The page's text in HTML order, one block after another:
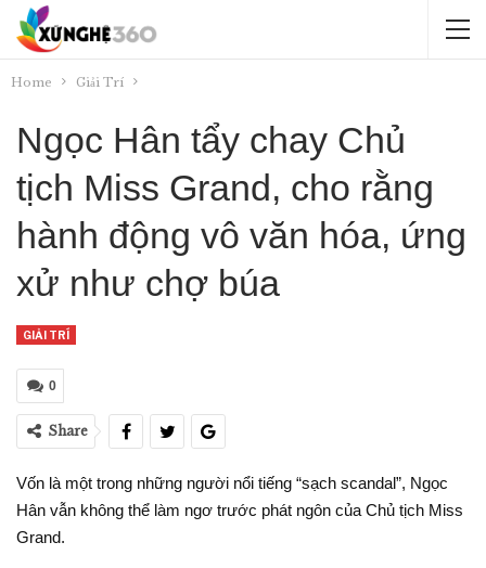
Home Giải Trí
Ngọc Hân tẩy chay Chủ
tịch Miss Grand, cho rằng
hành động vô văn hóa, ứng
xử như chợ búa
GIẢI TRÍ
0
Share
Vốn là một trong những người nổi tiếng “sạch scandal”, Ngọc
Hân vẫn không thể làm ngơ trước phát ngôn của Chủ tịch Miss
Grand.